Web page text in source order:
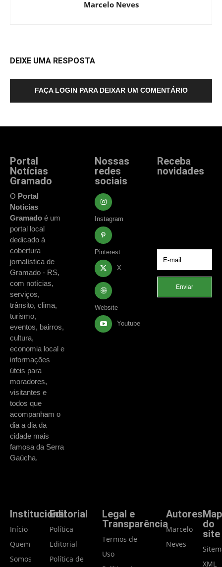
Marcelo Neves
DEIXE UMA RESPOSTA
FAÇA LOGIN PARA DEIXAR UM COMENTÁRIO
Portal
Notícias
Gramado
O Portal
Notícias
Gramado é um
portal local
dedicado à
cobertura
jornalística de
Gramado - RS,
com notícias,
serviços,
trânsito, clima,
turismo,
eventos, bairros,
cultura,
economia local e
informações
úteis para
moradores,
visitantes e
todos que
acompanham o
dia a dia da
cidade mais
famosa da Serra
Gaúcha.
Nossas
redes
sociais
Instagram
Pinterest
X
Website
Youtube
Receba
novidades
Enviar
Institucional
Início
Quem
Somos
Editorial
Política
Editorial
Política de
Legal e
Transparência
Termos de
Uso
Autores
Marcelo
Neves
do
site
XML